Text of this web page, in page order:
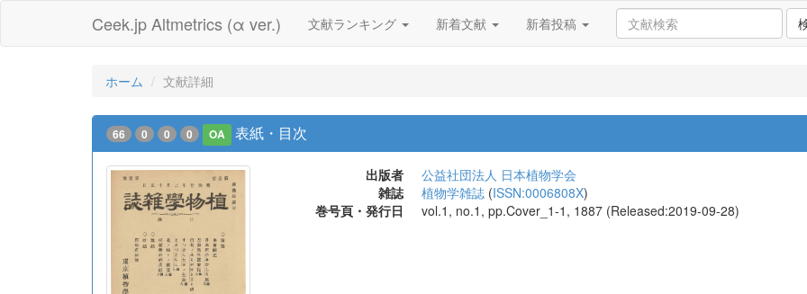
Ceek.jp Altmetrics (α ver.) 文献ランキング 新着文献 新着投稿
ホーム 文献詳細
66 0 0 0 OA 表紙・目次
出版者
公益社団法人 日本植物学会
雑誌
植物学雑誌 (ISSN:0006808X)
巻号頁・発行日
vol.1, no.1, pp.Cover_1-1, 1887 (Released:2019-09-28)